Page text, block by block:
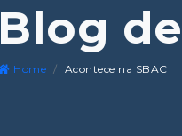
Blog
Home Acontece na SBAC